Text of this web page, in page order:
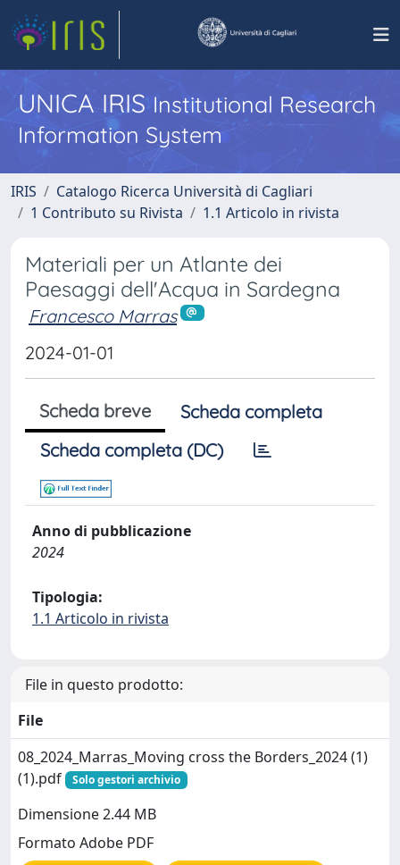
UNICA IRISInstitutional Research
Information System
IRIS
Catalogo Ricerca Università di Cagliari
1 Contributo su Rivista
1.1 Articolo in rivista
Materiali per un Atlante dei
Paesaggi dell'Acqua in Sardegna
Francesco Marras
2024-01-01
Scheda breve
Scheda completa
Scheda completa (DC)
Anno di pubblicazione
2024
Tipologia:
1.1 Articolo in rivista
File in questo prodotto:
File
08_2024_Marras_Moving cross the Borders_2024 (1)
(1).pdf
Solo gestori archivio
Dimensione 2.44 MB
Formato Adobe PDF